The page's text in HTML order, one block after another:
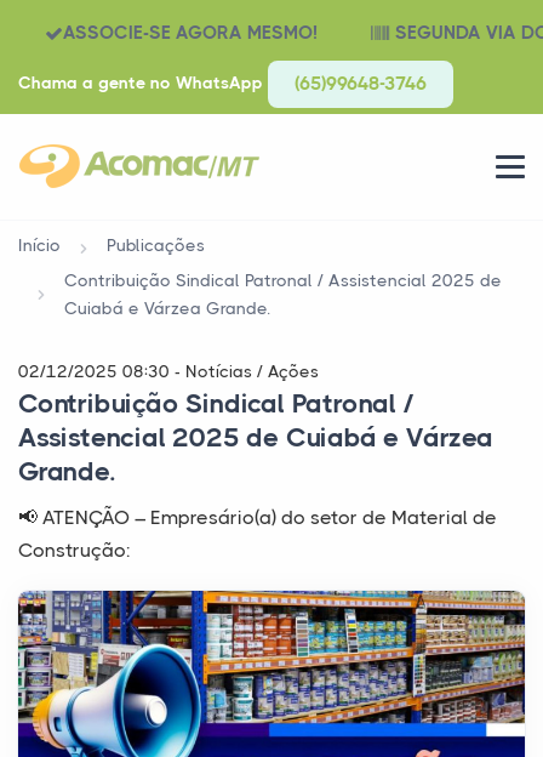
ASSOCIE-SE AGORA MESMO! SEGUNDA VIA
Chama a gente no WhatsApp (65)99648-3746
Início
Publicações
Contribuição Sindical Patronal / Assistencial 2025 de
Cuiabá e Várzea Grande.
02/12/2025 08:30 - Notícias / Ações
Contribuição Sindical Patronal /
Assistencial 2025 de Cuiabá e Várzea
Grande.
📢 ATENÇÃO – Empresário(a) do setor de Material de
Construção: